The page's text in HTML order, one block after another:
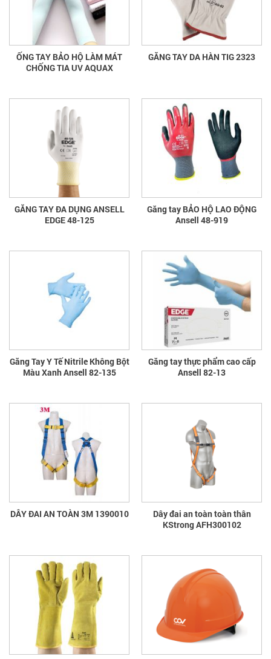
ỐNG TAY BẢO HỘ LÀM MÁT
CHỐNG TIA UV AQUAX
GĂNG TAY DA HÀN TIG 2323
GĂNG TAY ĐA DỤNG ANSELL
EDGE 48-125
Găng tay BẢO HỘ LAO ĐỘNG
Ansell 48-919
Găng Tay Y Tế Nitrile Không Bột
Màu Xanh Ansell 82-135
Găng tay thực phẩm cao cấp
Ansell 82-13
DÂY ĐAI AN TOÀN 3M 1390010
Dây đai an toàn toàn thân
KStrong AFH300102